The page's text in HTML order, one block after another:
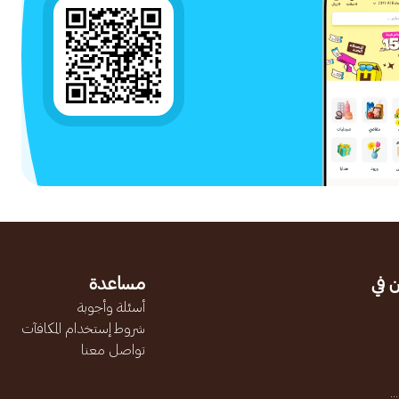
في مساعدة
أسئلة وأجوبة
شروط إستخدام المكافآت
تواصل معنا